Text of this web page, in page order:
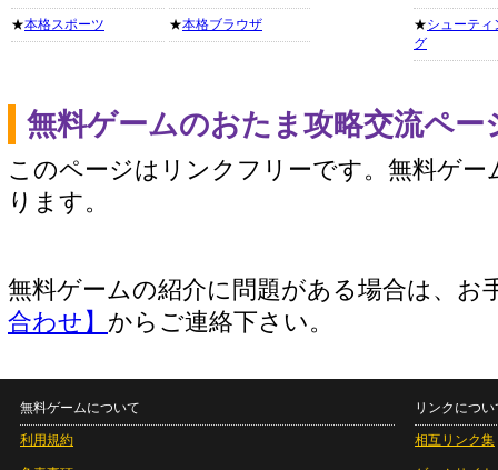
★本格スポーツ ★本格ブラウザ ★シューティ
グ
無料ゲームのおたま攻略交流ペー
このページはリンクフリーです。無料ゲー
ります。
無料ゲームの紹介に問題がある場合は、お
合わせ】 からご連絡下さい。
無料ゲームについて
利用規約
リンクについ
相互リンク集